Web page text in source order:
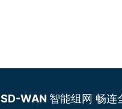
SD-WAN 智能组网 畅连